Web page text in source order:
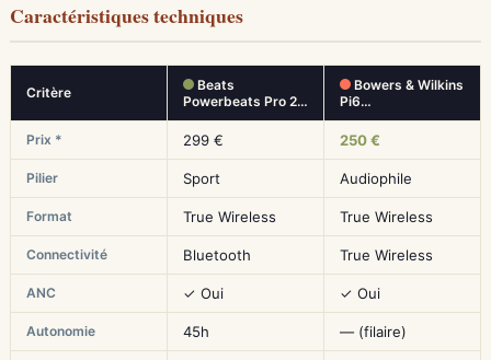
Caractéristiques techniques
Critère
Beats
Powerbeats Pro 2…
Bowers & Wilkins
Pi6…
Prix * 299 € 250 €
Pilier Sport Audiophile
Format True Wireless True Wireless
Connectivité Bluetooth True Wireless
ANC ✓ Oui ✓ Oui
Autonomie 45h — (filaire)